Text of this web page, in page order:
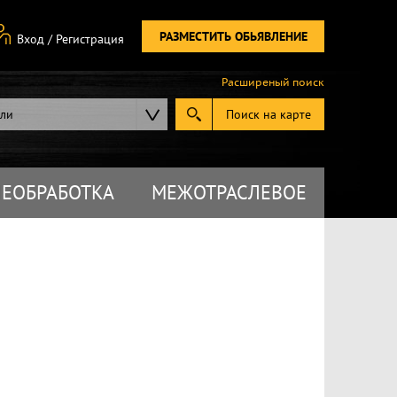
РАЗМЕСТИТЬ ОБЬЯВЛЕНИЕ
Вход / Регистрация
Поиск на карте
Расширеный поиск
МЕЖОТРАСЛЕВОЕ